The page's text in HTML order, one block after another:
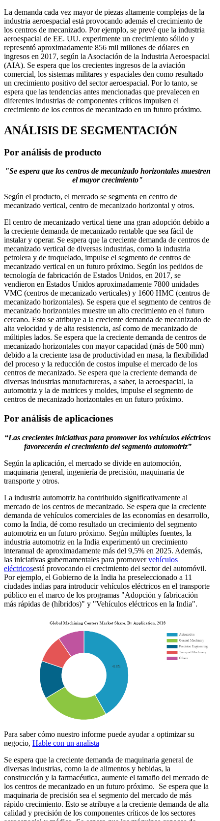
La demanda cada vez mayor de piezas altamente complejas de la
industria aeroespacial está provocando además el crecimiento de
los centros de mecanizado. Por ejemplo, se prevé que la industria
aeroespacial de EE. UU. experimente un crecimiento sólido y
representó aproximadamente 856 mil millones de dólares en
ingresos en 2017, según la Asociación de la Industria Aeroespacial
(AIA). Se espera que los crecientes ingresos de la aviación
comercial, los sistemas militares y espaciales den como resultado
un crecimiento positivo del sector aeroespacial. Por lo tanto, se
espera que las tendencias antes mencionadas que prevalecen en
diferentes industrias de componentes críticos impulsen el
crecimiento de los centros de mecanizado en un futuro próximo.
ANÁLISIS DE SEGMENTACIÓN
Por análisis de producto
"Se espera que los centros de mecanizado horizontales muestren
el mayor crecimiento"
Según el producto, el mercado se segmenta en centro de
mecanizado vertical, centro de mecanizado horizontal y otros.
El centro de mecanizado vertical tiene una gran adopción debido a
la creciente demanda de mecanizado rentable que sea fácil de
instalar y operar. Se espera que la creciente demanda de centros de
mecanizado vertical de diversas industrias, como la industria
petrolera y de troquelado, impulse el segmento de centros de
mecanizado vertical en un futuro próximo. Según los pedidos de
tecnología de fabricación de Estados Unidos, en 2017, se
vendieron en Estados Unidos aproximadamente 7800 unidades
VMC (centros de mecanizado verticales) y 1600 HMC (centros de
mecanizado horizontales). Se espera que el segmento de centros de
mecanizado horizontales muestre un alto crecimiento en el futuro
cercano. Esto se atribuye a la creciente demanda de mecanizado de
alta velocidad y de alta resistencia, así como de mecanizado de
múltiples lados. Se espera que la creciente demanda de centros de
mecanizado horizontales con mayor capacidad (más de 500 mm)
debido a la creciente tasa de productividad en masa, la flexibilidad
del proceso y la reducción de costos impulse el mercado de los
centros de mecanizado. Se espera que la creciente demanda de
diversas industrias manufactureras, a saber, la aeroespacial, la
automotriz y la de matrices y moldes, impulse el segmento de
centros de mecanizado horizontales en un futuro próximo.
Por análisis de aplicaciones
“Las crecientes iniciativas para promover los vehículos eléctricos
favorecerán el crecimiento del segmento automotriz”
Según la aplicación, el mercado se divide en automoción,
maquinaria general, ingeniería de precisión, maquinaria de
transporte y otros.
La industria automotriz ha contribuido significativamente al
mercado de los centros de mecanizado. Se espera que la creciente
demanda de vehículos comerciales de las economías en desarrollo,
como la India, dé como resultado un crecimiento del segmento
automotriz en un futuro próximo. Según múltiples fuentes, la
industria automotriz en la India experimentó un crecimiento
interanual de aproximadamente más del 9,5% en 2025. Además,
las iniciativas gubernamentales para promovervehículos
eléctricosestá provocando el crecimiento del sector del automóvil.
Por ejemplo, el Gobierno de la India ha preseleccionado a 11
ciudades indias para introducir vehículos eléctricos en el transporte
público en el marco de los programas "Adopción y fabricación
más rápidas de (híbridos)" y "Vehículos eléctricos en la India".
Para saber cómo nuestro informe puede ayudar a optimizar su
negocio, Hable con un analista
Se espera que la creciente demanda de maquinaria general de
diversas industrias, como la de alimentos y bebidas, la
construcción y la farmacéutica, aumente el tamaño del mercado de
los centros de mecanizado en un futuro próximo. Se espera que la
maquinaria de precisión sea el segmento del mercado de más
rápido crecimiento. Esto se atribuye a la creciente demanda de alta
calidad y precisión de los componentes críticos de los sectores